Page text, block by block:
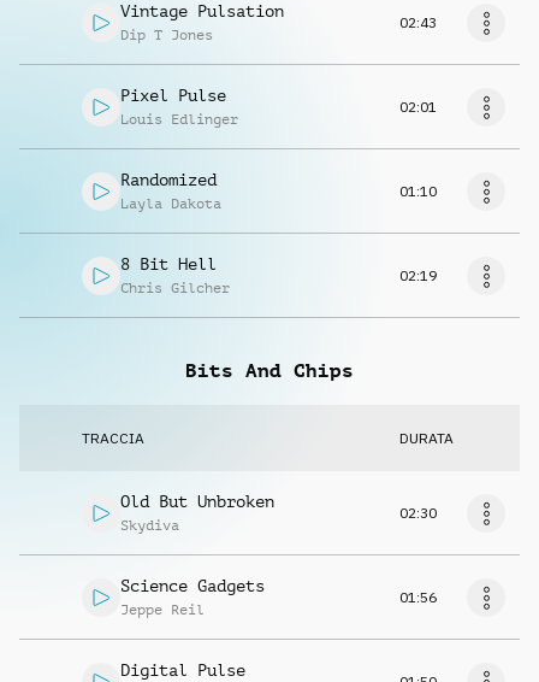
Vintage Pulsation
Dip T Jones
02:43
Pixel Pulse
Louis Edlinger
02:01
Randomized
Layla Dakota
01:10
8 Bit Hell
Chris Gilcher
02:19
Bits And Chips
TRACCIA DURATA
Old But Unbroken
Skydiva
02:30
Science Gadgets
Jeppe Reil
01:56
Digital Pulse